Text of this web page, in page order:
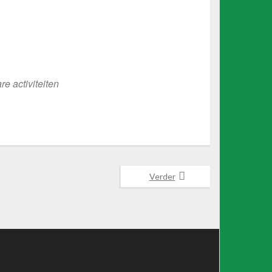
activiteiten
Verder